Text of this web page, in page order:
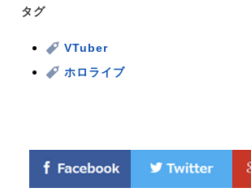
タグ
VTuber
ホロライブ